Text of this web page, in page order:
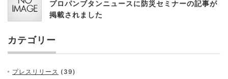
プロパンブタンニュースに防災セミナーの記事が
掲載されました
カテゴリー
プレスリリース (39)